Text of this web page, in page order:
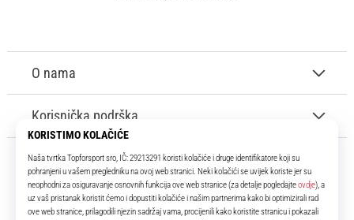
11teamsports.hr
Tvoj smo pouzdani suigrač već više od 16 godina! Cijelo to vrijeme
O nama
Korisnička podrška